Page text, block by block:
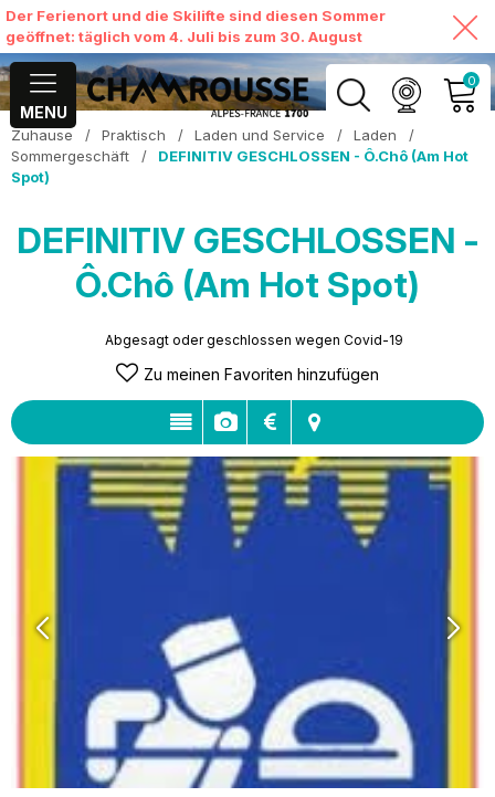
Der Ferienort und die Skilifte sind diesen Sommer
geöffnet: täglich vom 4. Juli bis zum 30. August
MENU
0
MEIN KONTO
Zuhause / Praktisch / Laden und Service / Laden
/
Sommergeschäft
/
DEFINITIV GESCHLOSSEN - Ô.Chô (Am Hot
Spot)
DEFINITIV GESCHLOSSEN -
Ô.Chô (Am Hot Spot)
Abgesagt oder geschlossen wegen Covid-19
Zu meinen Favoriten hinzufügen